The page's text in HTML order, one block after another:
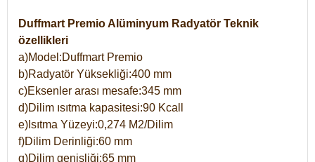
Duffmart Premio Alüminyum Radyatör Teknik
özellikleri
a)Model:Duffmart Premio
b)Radyatör Yüksekliği:400 mm
c)Eksenler arası mesafe:345 mm
d)Dilim ısıtma kapasitesi:90 Kcall
e)Isıtma Yüzeyi:0,274 M2/Dilim
f)Dilim Derinliği:60 mm
g)Dilim genişliği:65 mm